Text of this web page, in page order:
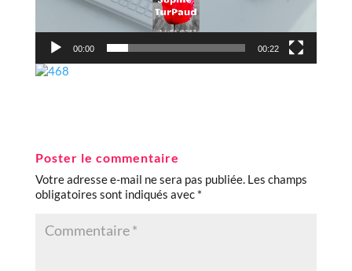
00:00 00:22
Poster le commentaire
Votre adresse e-mail ne sera pas publiée. Les champs
obligatoires sont indiqués avec *